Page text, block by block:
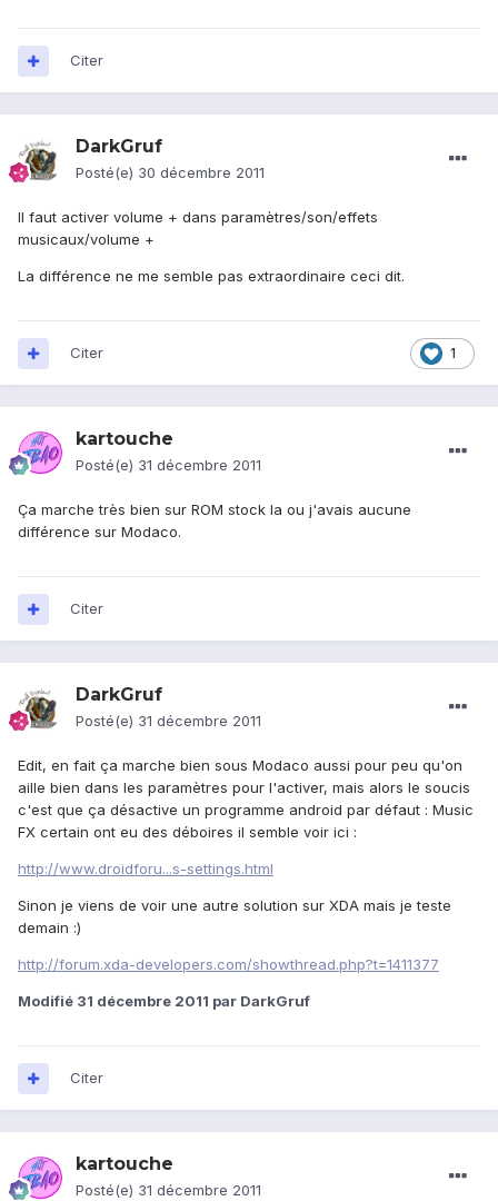
Citer
DarkGruf
Posté(e) 30 décembre 2011
Il faut activer volume + dans paramètres/son/effets
musicaux/volume +
La différence ne me semble pas extraordinaire ceci dit.
1
Citer
kartouche
Posté(e) 31 décembre 2011
Ça marche très bien sur ROM stock la ou j'avais aucune
différence sur Modaco.
Citer
DarkGruf
Posté(e) 31 décembre 2011
Edit, en fait ça marche bien sous Modaco aussi pour peu qu'on
aille bien dans les paramètres pour l'activer, mais alors le soucis
c'est que ça désactive un programme android par défaut : Music
FX certain ont eu des déboires il semble voir ici :
http://www.droidforu...s-settings.html
Sinon je viens de voir une autre solution sur XDA mais je teste
demain :)
http://forum.xda-developers.com/showthread.php?t=1411377
Modifié 31 décembre 2011 par DarkGruf
Citer
kartouche
Posté(e) 31 décembre 2011